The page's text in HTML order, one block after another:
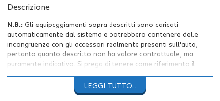
Descrizione
N.B.: Gli equipaggiamenti sopra descritti sono caricati
automaticamente dal sistema e potrebbero contenere delle
incongruenze con gli accessori realmente presenti sull'auto,
pertanto quanto descritto non ha valore contrattuale, ma
puramente indicativo. Si prega di tenere come riferimento il
LEGGI TUTTO...